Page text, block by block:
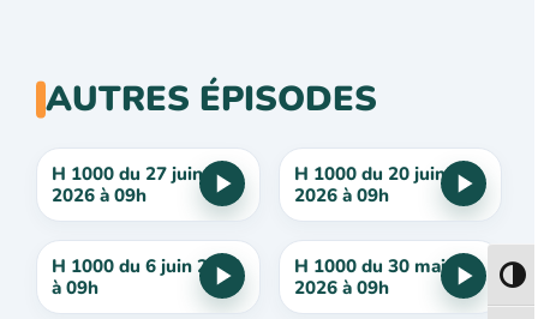
AUTRES ÉPISODES
H 1000 du 27 juin
2026 à 09h
H 1000 du 20 juin
2026 à 09h
H 1000 du 6 juin 2026
à 09h
H 1000 du 30 mai
2026 à 09h